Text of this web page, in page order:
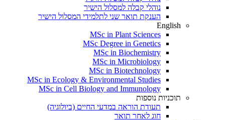
נוהלי קבלה למסלול הישיר
הענקת תואר שני לתלמידי המסלול הישיר
English
MSc in Plant Sciences
MSc Degree in Genetics
MSc in Biochemistry
MSc in Microbiology
MSc in Biotechnology
MSc in Ecology & Environmental Studies
MSc in Cell Biology and Immunology
תוכניות נוספות
תעודת הוראה במדעי החיים (ביולוגיה)
חוג לאחר תואר